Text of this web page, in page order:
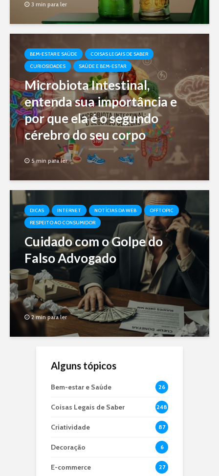
3 min para ler
BEM-ESTAR E SAÚDE
COISAS LEGAIS DE SABER
CURIOSIDADES
SAÚDE E BEM-ESTAR
Microbiota Intestinal,
entenda sua importância e
por que ela é o segundo
cérebro do seu corpo
5 min para ler
DICAS INTERNET NOTÍCIAS DA WEB
OFFTOPIC
RESPEITO AO CONSUMIDOR
Cuidado com o Golpe do
Falso Advogado
2 min para ler
Alguns tópicos
Bem-estar e Saúde 26
Coisas Legais de Saber 248
Criatividade 87
Decoração 6
E-commerce 27